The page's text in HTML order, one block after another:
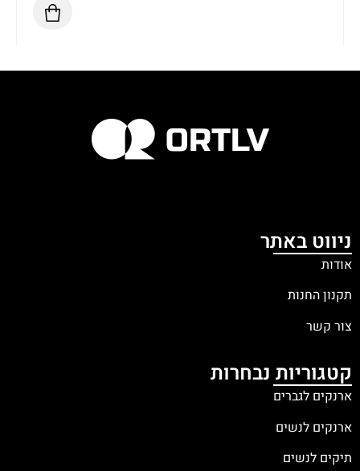
ניווט באתר
אודות
תקנון החנות
צור קשר
קטגוריות נבחרות
ארנקים לגברים
ארנקים לנשים
תיקים לנשים